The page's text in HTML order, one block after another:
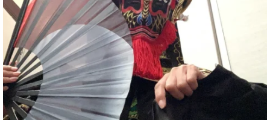
#宴会
#余興
1 5 X
さらに読み込む